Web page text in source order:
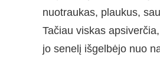
nuotraukas, plaukus,
Tačiau viskas
jo senelį išgelbėjo nuo